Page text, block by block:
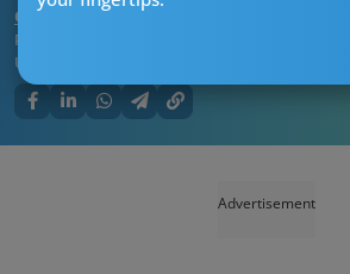
CTgoodjobs’ Editor
Published:
Updated:
Advertisement